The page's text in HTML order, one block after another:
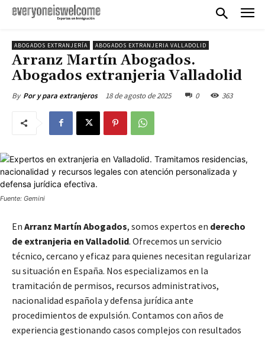
ABOGADOS EXTRANJERÍA ABOGADOS EXTRANJERIA VALLADOLID
Arranz Martín Abogados.
Abogados extranjeria Valladolid
By Por y para extranjeros 18 de agosto de 2025 0 363
Fuente: Gemini
En Arranz Martín Abogados, somos expertos en derecho
de extranjeria en Valladolid. Ofrecemos un servicio
técnico, cercano y eficaz para quienes necesitan regularizar
su situación en España. Nos especializamos en la
tramitación de permisos, recursos administrativos,
nacionalidad española y defensa jurídica ante
procedimientos de expulsión. Contamos con años de
experiencia gestionando casos complejos con resultados